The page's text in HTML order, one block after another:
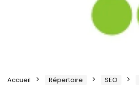
Accueil Répertoire SEO